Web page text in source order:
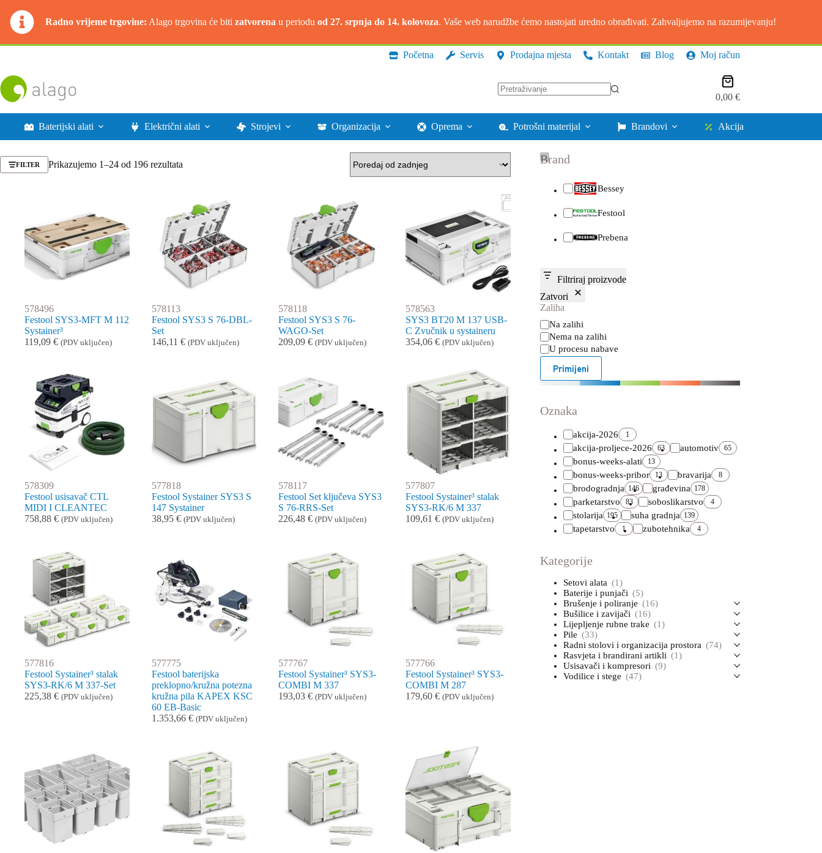
Radno vrijeme trgovine: Alago trgovina će biti zatvorena u periodu od 27. srpnja do 14. kolovoza. Vaše web narudžbe ćemo nastojati uredno obrađivati. Zahvaljujemo na razumijevanju!
Preskoči
Početna Servis Prodajna mjesta Kontakt Blog Moj račun
rezultata.
Košarica
0,00 €
Baterijski alati Električni alati Strojevi Organizacija Oprema Potrošni materijal Brandovi Akcija
FILTER Prikazujemo 1–24 od 196 rezultata
578496
Festool SYS3-MFT M 112
Systainer³
119,09 € (PDV uključen)
578113
Festool SYS3 S 76-DBL-
Set
146,11 € (PDV uključen)
578118
Festool SYS3 S 76-
WAGO-Set
209,09€ (PDV uključen)
578563
SYS3 BT20 M 137 USB-
C Zvučnik u systaineru
354,06 € (PDV uključen)
578309
Festool usisavač CTL
MIDI I CLEANTEC
758,88 € (PDV uključen)
577818
Festool Systainer SYS3 S
147 Systainer
38,95 € (PDV uključen)
578117
Festool Set ključeva SYS3
S 76-RRS-Set
226,48€ (PDV uključen)
577807
Festool Systainer³ stalak
SYS3-RK/6 M 337
109,61 € (PDV uključen)
577816
Festool Systainer³ stalak
SYS3-RK/6 M 337-Set
225,38 € (PDV uključen)
577775
Festool baterijska
preklopno/kružna potezna
kružna pila KAPEX KSC
60 EB-Basic
1.353,66 € (PDV uključen)
577767
Festool Systainer³ SYS3-
COMBI M 337
193,03€ (PDV uključen)
577766
Festool Systainer³ SYS3-
COMBI M 287
179,60 € (PDV uključen)
Brand
Bessey
Festool
Prebena
Filtriraj proizvode
Zatvori
Zaliha
Dostupnost
Na zalihi
Nema na zalihi
U procesu nabave
Primijeni
Oznaka
akcija-2026 1
akcija-proljece-2026 63 automotiv 65
bonus-weeks-alati 13
bonus-weeks-pribor 13 bravarija 8
brodogradnja 146 građevina 178
parketarstvo 83 soboslikarstvo 4
stolarija 195 suha gradnja 139
tapetarstvo 1 zubotehnika 4
Kategorije
Setovi alata (1)
Baterije i punjači (5)
Brušenje i poliranje (16)
Bušilice i zavijači (16)
Lijepljenje rubne trake (1)
Pile (33)
Radni stolovi i organizacija prostora (74)
Rasvjeta i brandirani artikli (1)
Usisavači i kompresori (9)
Vodilice i stege (47)